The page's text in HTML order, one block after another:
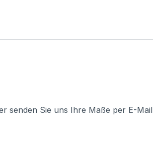
senden Sie uns Ihre Maße per E-Mail